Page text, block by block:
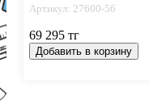
Артикул: 27600-56
69 295 тг
Добавить в корзину